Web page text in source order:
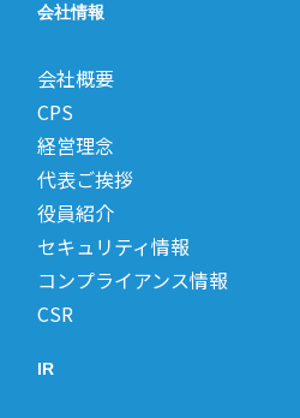
会社情報
会社概要
CPS
経営理念
代表ご挨拶
役員紹介
セキュリティ情報
コンプライアンス情報
CSR
IR